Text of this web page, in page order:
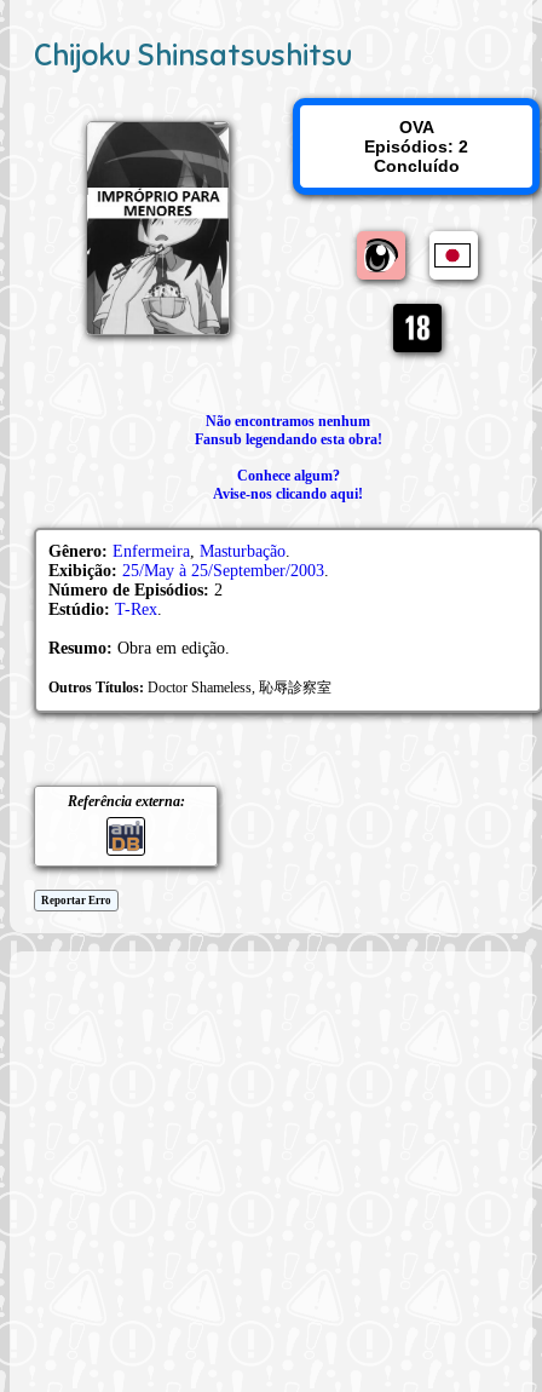
Chijoku Shinsatsushitsu
OVA
Episódios: 2
Concluído
Não encontramos nenhum
Fansub legendando esta obra!
Conhece algum?
Avise-nos clicando aqui!
Gênero: Enfermeira Masturbação
Exibição: 25/May à 25/September/2003
Número de Episódios: 2
Estúdio: T-Rex
Resumo: Obra em edição.
Outros Títulos: Doctor Shameless, 恥辱診察室
Referência externa:
Reportar Erro